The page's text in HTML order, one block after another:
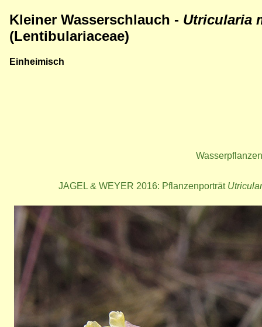
Kleiner Wasserschlauch - Utricularia
(Lentibulariaceae)
Einheimisch
JAGEL & WEYER 2016: Pflanzenporträt
Bild